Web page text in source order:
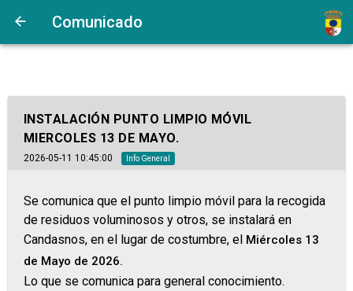
Comunicado
INSTALACIÓN PUNTO LIMPIO MÓVIL
MIERCOLES 13 DE MAYO.
2026-05-11 10:45:00 Info General
Se comunica que el punto limpio móvil para la recogida
de residuos voluminosos y otros, se instalará en
Candasnos, en el lugar de costumbre, el Miércoles 13
de Mayo de 2026.
Lo que se comunica para general conocimiento.